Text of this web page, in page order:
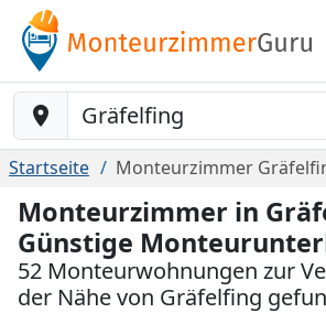
Baustelle-Location
Startseite Monteurzimmer
Monteurzimmer in
Günstige
52 Monteurwohnungen zur
der Nähe von Gräfelfing